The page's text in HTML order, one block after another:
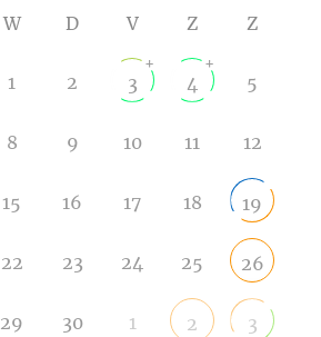
W D V Z Z
1 2 3
+
4
+
5
8 9 10 11 12
15 16 17 18 19
22 23 24 25 26
29 30 1 2 3